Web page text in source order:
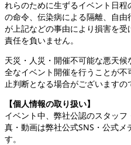
れらのために生ずるイベント日
の命令、伝染病による隔離、自
が上記などの事由により損害を
責任を負いません。
天災・人災・開催不可能な悪天
全なイベント開催を行うことが
止判断となる場合がございますの
【個人情報の取り扱い】
イベント中、弊社公認のスタッ
真・動画は弊社公式SNS・公式
す。